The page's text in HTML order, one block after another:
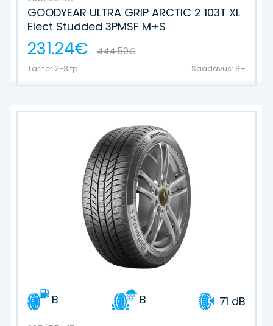
GOODYEAR ULTRA GRIP ARCTIC 2 103T XL
Elect Studded 3PMSF M+S
231.24€ 444.50€
Tarne: 2-3 tp Saadavus: 8+
B B 71 dB